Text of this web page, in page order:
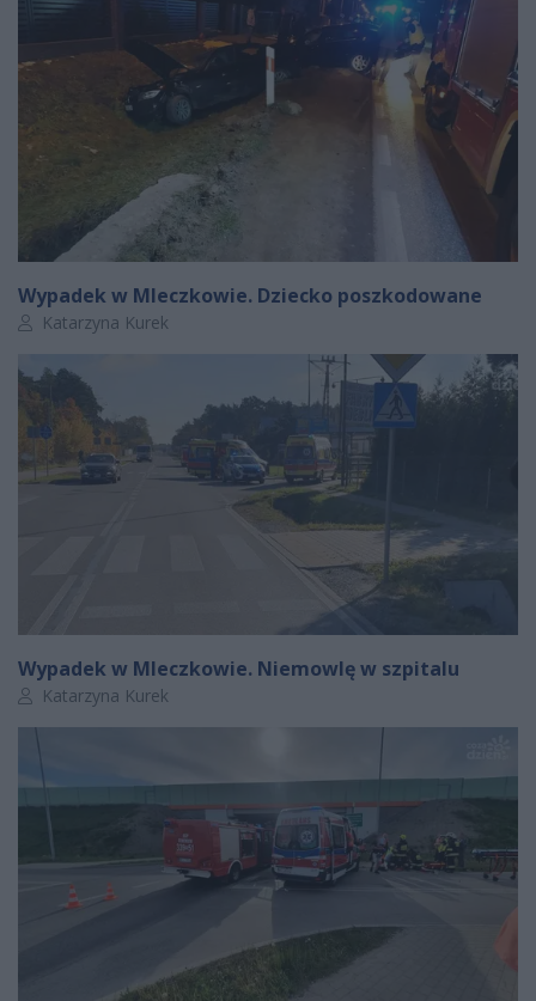
Wypadek w Mleczkowie. Dziecko poszkodowane
Autor artykułu:
Katarzyna Kurek
Wypadek w Mleczkowie. Niemowlę w szpitalu
Autor artykułu:
Katarzyna Kurek